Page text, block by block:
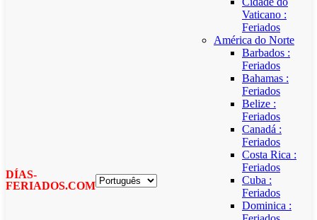
DÍAS-
FERIADOS.COM
Vaticano :
Feriados
América do Norte
Barbados :
Feriados
Bahamas :
Feriados
Belize :
Feriados
Canadá :
Feriados
Costa Rica :
Feriados
Cuba :
Feriados
Dominica :